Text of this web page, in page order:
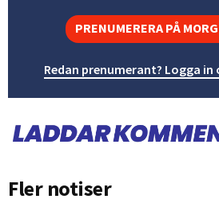
PRENUMERERA PÅ
Redan prenumerant? Logga
Fler notiser